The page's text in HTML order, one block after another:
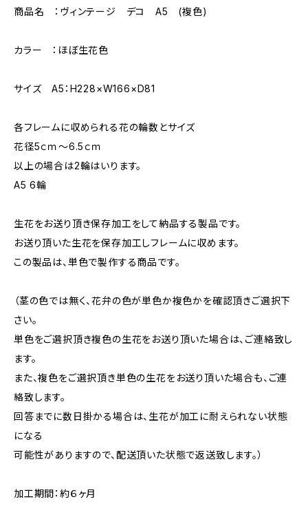
商品名 ：ヴィンテージ デコ A5 (複色)
カラー ：ほぼ生花色
サイズ A5：H228×W166×D81
各フレームに収められる花の輪数とサイズ
花径5ｃｍ～6.5ｃｍ
以上の場合は2輪はいります。
A5 6輪
生花をお送り頂き保存加工をして納品する製品です。
お送り頂いた生花を保存加工しフレームに収めます。
この製品は、単色で製作する商品です。
（茎の色では無く、花弁の色が単色か複色かを確認頂きご選択下
さい。
単色をご選択頂き複色の生花をお送り頂いた場合は、ご連絡致し
ます。
また、複色をご選択頂き単色の生花をお送り頂いた場合も、ご連
絡致します。
回答までに数日掛かる場合は、生花が加工に耐えられない状態
になる
可能性がありますので、配送頂いた状態で返送致します。）
加工期間：約６ヶ月